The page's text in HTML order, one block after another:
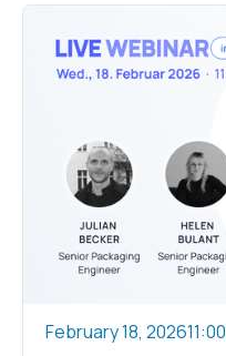
February 18, 202611:00